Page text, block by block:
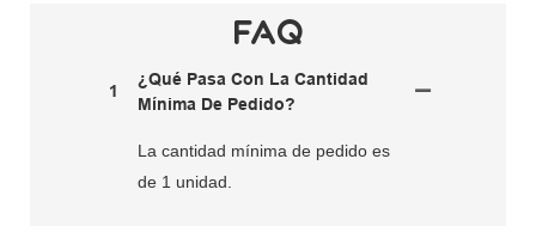
FAQ
1
¿Qué Pasa Con La Cantidad
Mínima De Pedido?
La cantidad mínima de pedido es
de 1 unidad.